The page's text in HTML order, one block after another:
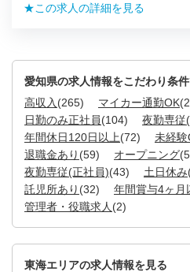
★この求人の詳細を見る
愛知県の求人情報をこだわり条
高収入 (265) マイカー通勤OK
日勤のみ正社員(104) 夜勤専従
年間休日120日以上(72) 未経験
退職金あり (59) オープニング
夜勤専従(正社員)(43) 土日休み
託児所あり (32) 年間賞与4ヶ月
管理者・役職求人 (2)
東海エリアの求人情報を見る